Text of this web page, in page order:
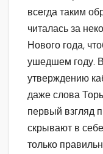
всегда таким
читалась за
Нового года,
ушедшем году.
утверждению
даже слова
первый взгляд
скрывают в
только